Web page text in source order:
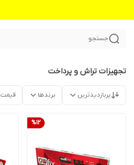
جستجو
تجهیزات تراش و پرداخت
پربازدیدترین برندها قیمت
%12